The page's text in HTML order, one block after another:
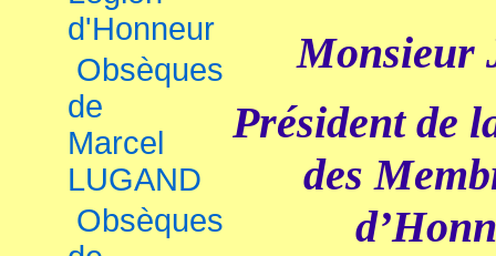
d'Honneur
Obsèques
de
Marcel
LUGAND
Obsèques
Monsieur
Président de
des